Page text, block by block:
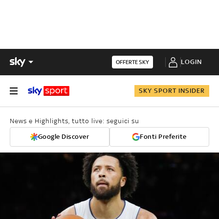
OFFERTE SKY LOGIN
SKY SPORT INSIDER
News e Highlights, tutto live: seguici su
Google Discover Fonti Preferite